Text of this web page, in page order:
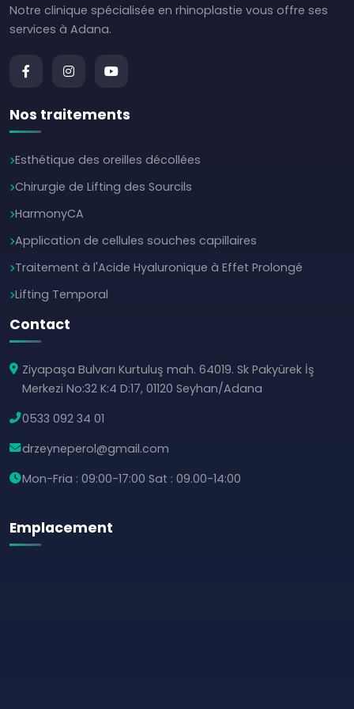
Notre clinique spécialisée en rhinoplastie vous offre ses
services à Adana.
Nos traitements
Esthétique des oreilles décollées
Chirurgie de Lifting des Sourcils
HarmonyCA
Application de cellules souches capillaires
Traitement à l'Acide Hyaluronique à Effet Prolongé
Lifting Temporal
Contact
Ziyapaşa Bulvarı Kurtuluş mah. 64019. Sk Pakyürek İş
Merkezi No:32 K:4 D:17, 01120 Seyhan/Adana
0533 092 34 01
drzeyneperol@gmail.com
Mon-Fria : 09:00-17:00 Sat : 09.00-14:00
Emplacement